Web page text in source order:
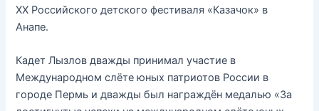
XX Российского детского фестиваля «Казачок» в
Анапе.
Кадет Лызлов дважды принимал участие в
Международном слёте юных патриотов России в
городе Пермь и дважды был награждён медалью «За